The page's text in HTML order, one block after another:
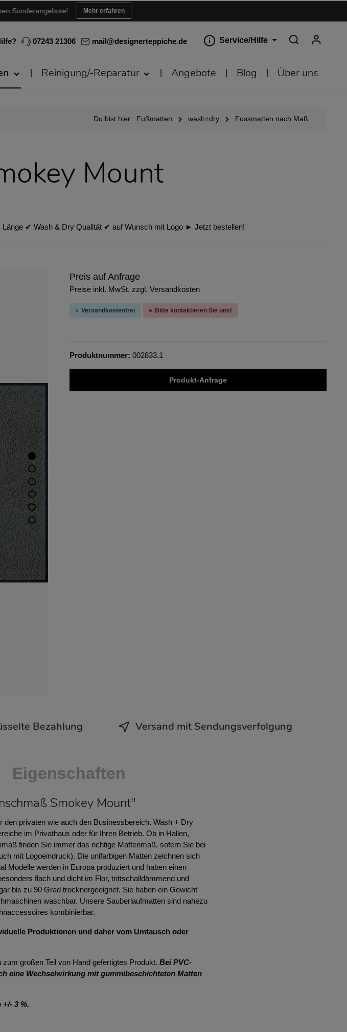
Sonderangebote! Mehr erfahren
07243 21306 mail@designerteppiche.de Service/Hilfe
Reinigung/-Reparatur Angebote Blog Über uns
Du bist hier: Fußmatten wash+dry Fussmatten nach Maß
Mount
✔︎ Wash & Dry Qualität ✔︎ auf Wunsch mit Logo ► Jetzt bestellen!
Preis auf Anfrage
Preise inkl. MwSt. zzgl. Versandkosten
Versandkostenfrei Bitte kontaktieren Sie uns!
Produktnummer: 002833.1
Produkt-Anfrage
Bezahlung Versand mit Sendungsverfolgung
Eigenschaften
Smokey Mount"
den privaten wie auch den Businessbereich. Wash + Dry
im Privathaus oder für Ihren Betrieb. Ob in Hallen,
finden Sie immer das richtige Mattenmaß, sofern Sie bei
mit Logoeindruck). Die unifarbigen Matten zeichnen sich
Modelle werden in Europa produziert und haben einen
flach und dicht im Flor, trittschalldämmend und
bis zu 90 Grad trocknergeeignet. Sie haben ein Gewicht
waschbar. Unsere Sauberlaufmatten sind nahezu
kombinierbar.
Produktionen und daher vom Umtausch oder
großen Teil von Hand gefertigtes Produkt. Bei PVC-
eine Wechselwirkung mit gummibeschichteten Matten
3 %.